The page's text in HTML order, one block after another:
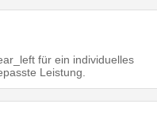
für ein individuelles
Leistung.